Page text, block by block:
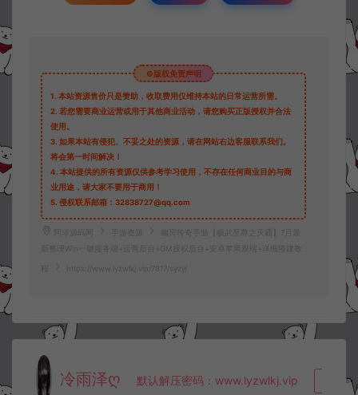
©版权免责声明
1. 本站资源售价只是赞助，收取费用仅维持本站的日常运营所需。
2. 若您需要商业运营或用于其他商业活动，请您购买正版授权并合法
使用。
3. 如果本站有侵犯、不妥之处的资源，请在网站右边客服联系我们。
将会第一时间解决！
4. 本站提供的所有资源仅供参考学习使用，不存在任何商业目的与商
业用途，请大家不要用于商用！
5. 侵权联系邮箱：32838727@qq.com
阿泽源码网 手游资源
幽冥传奇手游【极武至尊之灭霸】7月最
新整理Win一键服务端+运营后台+GM授权后台+安卓苹果双端+详细搭建教
程 https://www.lyzwlkj.vip/7817/syzy/
冷雨泽ღ 默认解压密码：www.lyzwlkj.vip 复